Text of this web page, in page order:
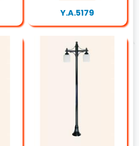
Y.A.5179